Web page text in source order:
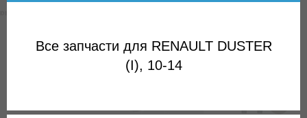
Все запчасти для RENAULT DUSTER
(I), 10-14